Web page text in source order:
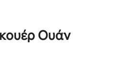
Ουάν